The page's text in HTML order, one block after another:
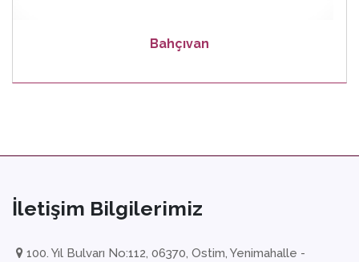
Bahçıvan
İletişim Bilgilerimiz
100. Yıl Bulvarı No:112, 06370, Ostim, Yenimahalle -